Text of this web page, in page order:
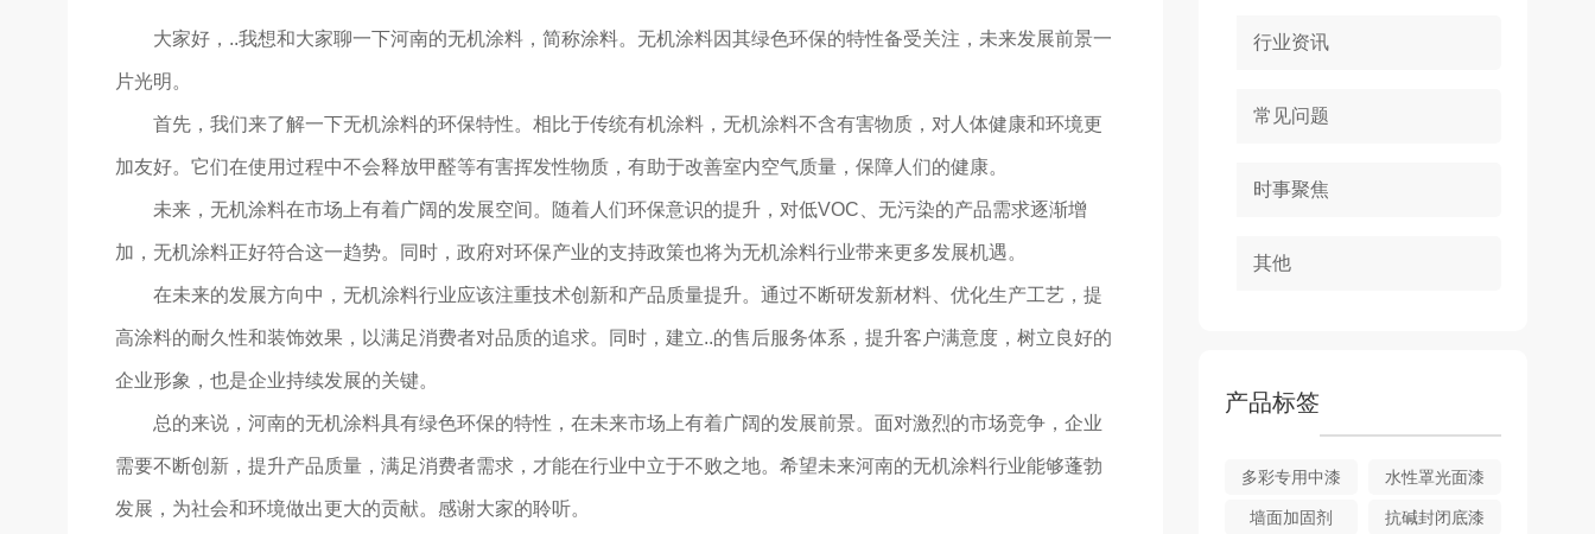
大家好，..我想和大家聊一下河南的无机涂料，简称涂料。无机涂料因其绿色环保的特性备受关注，未来发展前景一
片光明。
首先，我们来了解一下无机涂料的环保特性。相比于传统有机涂料，无机涂料不含有害物质，对人体健康和环境更
加友好。它们在使用过程中不会释放甲醛等有害挥发性物质，有助于改善室内空气质量，保障人们的健康。
未来，无机涂料在市场上有着广阔的发展空间。随着人们环保意识的提升，对低VOC、无污染的产品需求逐渐增
加，无机涂料正好符合这一趋势。同时，政府对环保产业的支持政策也将为无机涂料行业带来更多发展机遇。
在未来的发展方向中，无机涂料行业应该注重技术创新和产品质量提升。通过不断研发新材料、优化生产工艺，提
高涂料的耐久性和装饰效果，以满足消费者对品质的追求。同时，建立..的售后服务体系，提升客户满意度，树立良好的
企业形象，也是企业持续发展的关键。
总的来说，河南的无机涂料具有绿色环保的特性，在未来市场上有着广阔的发展前景。面对激烈的市场竞争，企业
需要不断创新，提升产品质量，满足消费者需求，才能在行业中立于不败之地。希望未来河南的无机涂料行业能够蓬勃
发展，为社会和环境做出更大的贡献。感谢大家的聆听。
行业资讯
常见问题
时事聚焦
其他
产品标签
多彩专用中漆 水性罩光面漆
墙面加固剂 抗碱封闭底漆